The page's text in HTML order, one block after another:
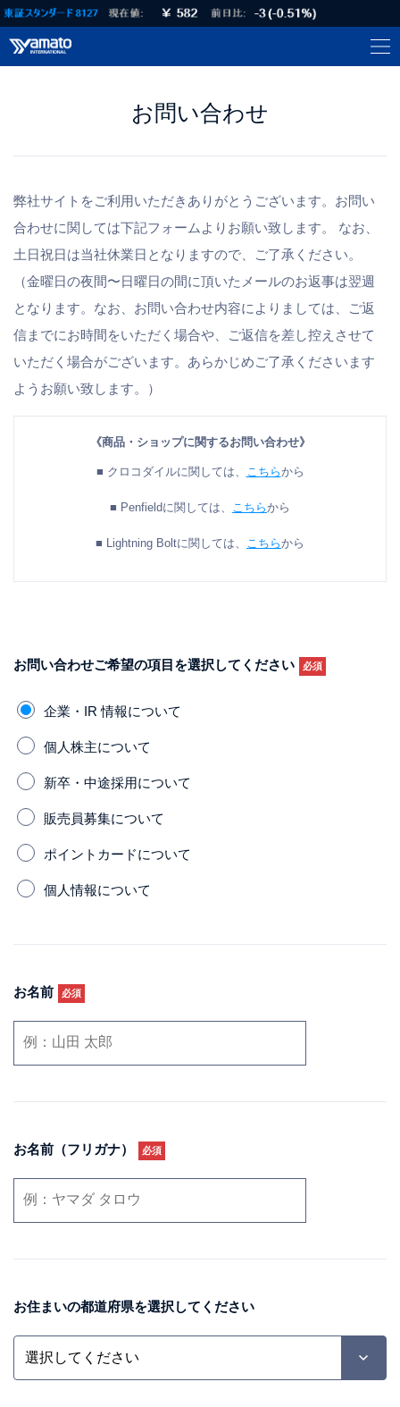
お問い合わせ
弊社サイトをご利用いただきありがとうございます。お問い
合わせに関しては下記フォームよりお願い致します。
なお、
土日祝日は当社休業日となりますので、ご了承ください。
（金曜日の夜間〜日曜日の間に頂いたメールのお返事は翌週
となります。 なお、お問い合わせ内容によりましては、ご返
信までにお時間をいただく場合や、
ご返信を差し控えさせて
いただく場合がございます。 あらかじめご了承くださいます
ようお願い致します。）
《商品・ショップに関するお問い合わせ》
■ クロコダイルに関しては、 こちらから
■ Penfieldに関しては、 こちらから
■ Lightning Boltに関しては、 こちらから
お問い合わせご希望の項目を選択してください 必須
企業・IR 情報について
個人株主について
新卒・中途採用について
販売員募集について
ポイントカードについて
個人情報について
お名前 必須
お名前（フリガナ） 必須
お住まいの都道府県を選択してください